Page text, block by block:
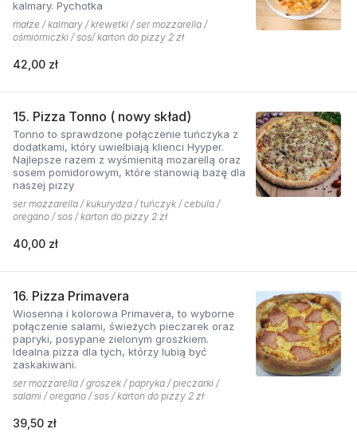
kalmary. Pychotka
małże / kalmary / krewetki / ser mozzarella /
ośmiorniczki / sos/ karton do pizzy 2 zł
42,00 zł
15. Pizza Tonno ( nowy skład)
Tonno to sprawdzone połączenie tuńczyka z
dodatkami, który uwielbiają klienci Hyyper.
Najlepsze razem z wyśmienitą mozarellą oraz
sosem pomidorowym, które stanowią bazę dla
naszej pizzy
ser mozzarella / kukurydza / tuńczyk / cebula /
oregano / sos / karton do pizzy 2 zł
40,00 zł
16. Pizza Primavera
Wiosenna i kolorowa Primavera, to wyborne
połączenie salami, świeżych pieczarek oraz
papryki, posypane zielonym groszkiem.
Idealna pizza dla tych, którzy lubią być
zaskakiwani.
ser mozzarella / groszek / papryka / pieczarki /
salami / oregano / sos / karton do pizzy 2 zł
39,50 zł